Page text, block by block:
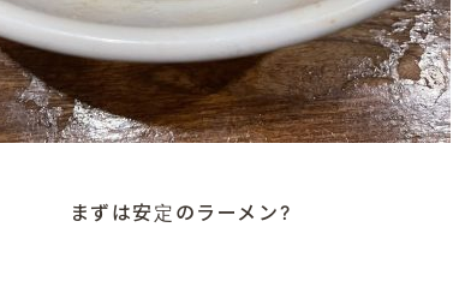
まずは安定のラーメン?